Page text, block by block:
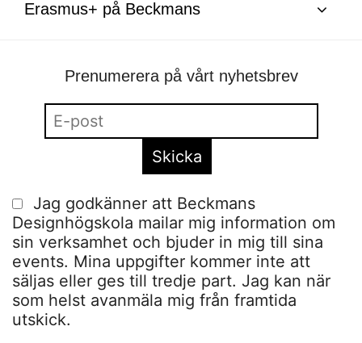
Erasmus+ på Beckmans
Prenumerera på vårt nyhetsbrev
Jag godkänner att Beckmans
Designhögskola mailar mig information om
sin verksamhet och bjuder in mig till sina
events. Mina uppgifter kommer inte att
säljas eller ges till tredje part. Jag kan när
som helst avanmäla mig från framtida
utskick.